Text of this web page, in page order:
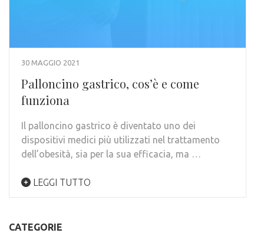
30 MAGGIO 2021
Palloncino gastrico, cos’è e come
funziona
Il palloncino gastrico è diventato uno dei
dispositivi medici più utilizzati nel trattamento
dell’obesità, sia per la sua efficacia, ma …
LEGGI TUTTO
CATEGORIE